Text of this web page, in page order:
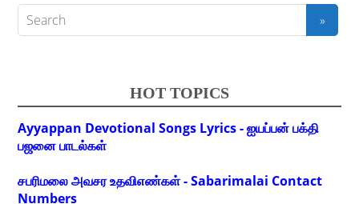
HOT TOPICS
Ayyappan Devotional Songs Lyrics - ஐயப்பன் பக்தி
பஜனை பாடல்கள்
சபரிமலை அவசர உதவிஎண்கள் - Sabarimalai Contact
Numbers